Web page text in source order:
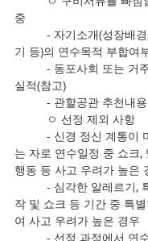
중
기 등)의 연수목적 부합여
실적(참고)
- 관할공관 추천내
	ㅇ 선정 제외 사항
는 자로 연수일정 중 쇼크,
행동 등 사고 우려가 높은
작 및 쇼크 등 기간 중 특
여 사고 우려가 높은 경우